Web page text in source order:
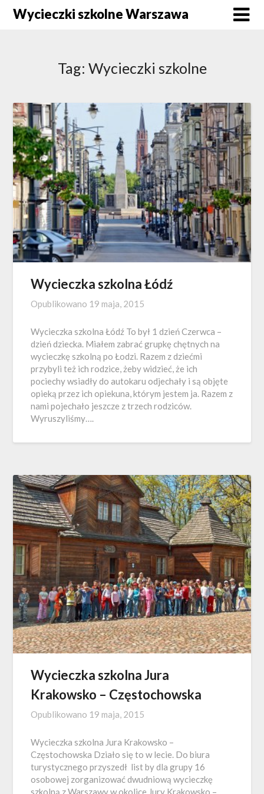
SkipWycieczki szkolne Warszawa
Tag: Wycieczki szkolne
Wycieczka szkolna Łódź
Opublikowano 19 maja, 2015
Wycieczka szkolna Łódź To był 1 dzień Czerwca –
dzień dziecka. Miałem zabrać grupkę chętnych na
wycieczkę szkolną po Łodzi. Razem z dziećmi
przybyli też ich rodzice, żeby widzieć, że ich
pociechy wsiadły do autokaru odjechały i są objęte
opieką przez ich opiekuna, którym jestem ja. Razem z
nami pojechało jeszcze z trzech rodziców.
Wyruszyliśmy….
Wycieczka szkolna Jura
Krakowsko – Częstochowska
Opublikowano 19 maja, 2015
Wycieczka szkolna Jura Krakowsko –
Częstochowska Działo się to w lecie. Do biura
turystycznego przyszedł list by dla grupy 16
osobowej zorganizować dwudniową wycieczkę
szkolną z Warszawy w okolice Jury Krakowsko –